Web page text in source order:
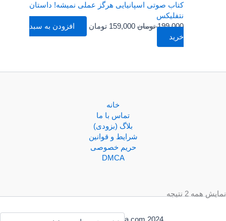
نمایش همه 2 نتیجه
کتاب صوتی اسپانیایی هرگز عملی نمیشه! داستان
نتفلیکس
199,000 تومان
بود.
159,000 تومان
است.
افزودن به سبد
خرید
خانه
تماس با ما
بلاگ (بزودی)
شرایط و قوانین
حریم خصوصی
DMCA